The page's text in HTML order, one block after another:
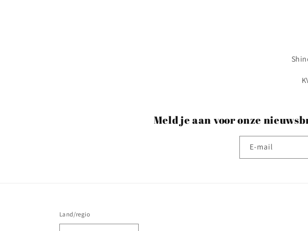
Meld je aan voor onze
E‑mail
Land/regio